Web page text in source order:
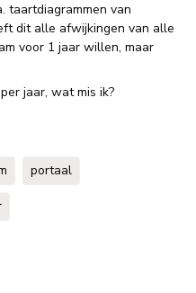
taartdiagrammen van
dit alle afwijkingen van alle
voor 1 jaar willen, maar
jaar, wat mis ik?
portaal